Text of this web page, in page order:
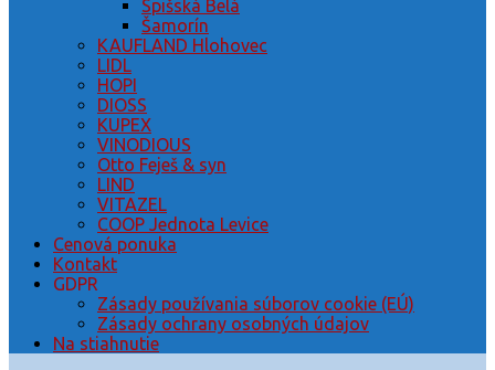
Spišská Belá
Šamorín
KAUFLAND Hlohovec
LIDL
HOPI
DIOSS
KUPEX
VINODIOUS
Otto Feješ & syn
LIND
VITAZEL
COOP Jednota Levice
Cenová ponuka
Kontakt
GDPR
Zásady používania súborov cookie (EÚ)
Zásady ochrany osobných údajov
Na stiahnutie